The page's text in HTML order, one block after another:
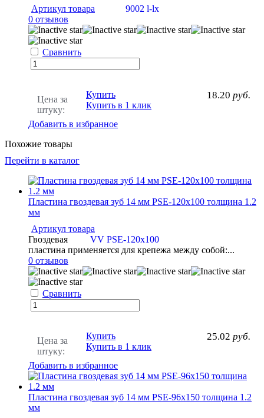
Артикул товара
9002 l-lx
0 отзывов
Сравнить
Цена за
штуку:
18.20 руб.
Купить
Купить в 1 клик
Добавить в избранное
Похожие товары
Перейти в каталог
Пластина гвоздевая зуб 14 мм PSE-120x100 толщина 1.2
мм
Артикул товара
VV PSE-120x100
Гвоздевая
пластина применяется для крепежа между собой:...
0 отзывов
Сравнить
Цена за
штуку:
25.02 руб.
Купить
Купить в 1 клик
Добавить в избранное
Пластина гвоздевая зуб 14 мм PSE-96x150 толщина 1.2
мм